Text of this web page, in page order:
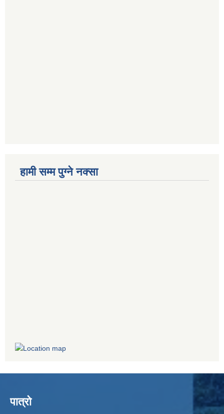
हामी सम्म पुग्ने नक्सा
पात्रो